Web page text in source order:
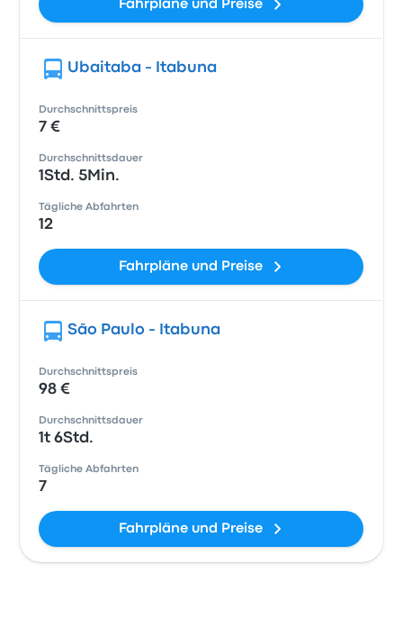
Fahrpläne und Preise
Ubaitaba - Itabuna
Durchschnittspreis
7 €
Durchschnittsdauer
1Std. 5Min.
Tägliche Abfahrten
12
Fahrpläne und Preise
São Paulo - Itabuna
Durchschnittspreis
98 €
Durchschnittsdauer
1t 6Std.
Tägliche Abfahrten
7
Fahrpläne und Preise